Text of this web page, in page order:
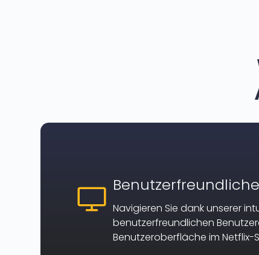
Navigieren Sie dank unserer
benutzerfreundlichen
Benutzeroberfläche im Netflix-